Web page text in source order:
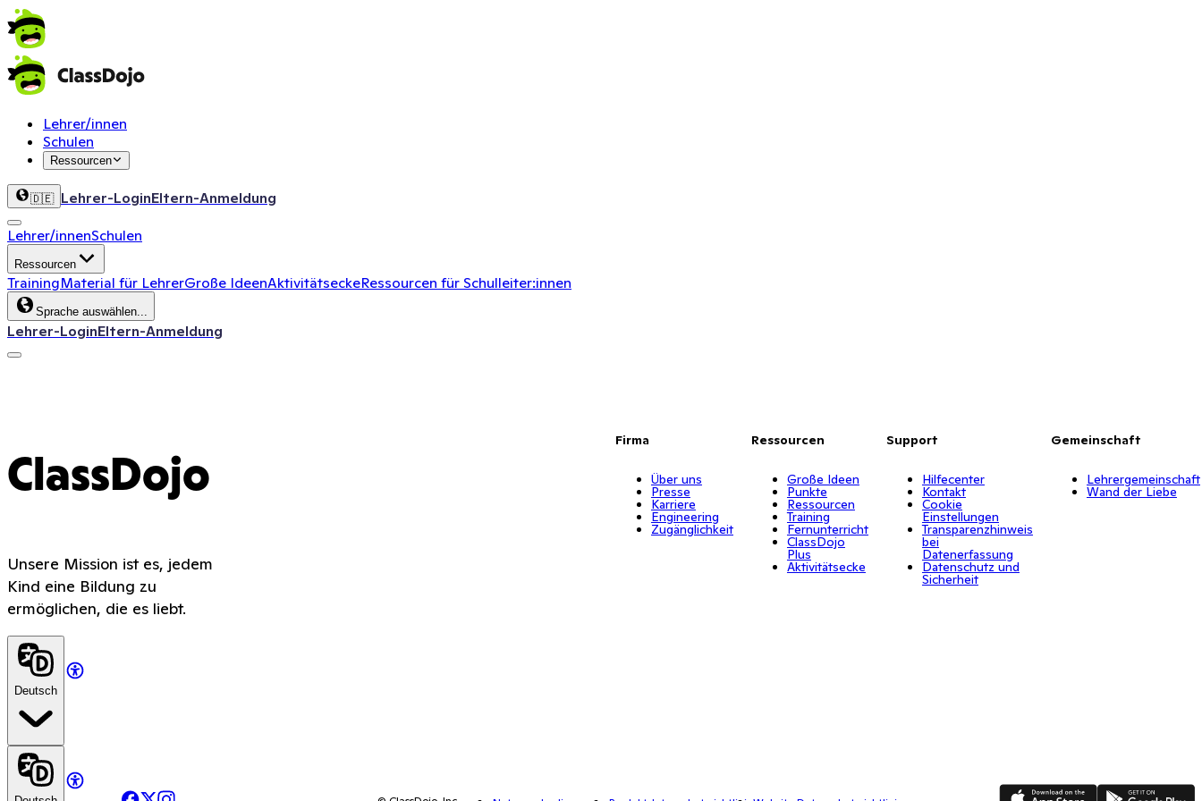
Lehrer/innen
Schulen
Ressourcen
🇩🇪 Lehrer-LoginEltern-Anmeldung
Lehrer/innenSchulen
Ressourcen
TrainingMaterial für LehrerGroße IdeenAktivitätseckeRessourcen für Schulleiter:innen
Sprache auswählen...
Lehrer-LoginEltern-Anmeldung
ClassDojo
Unsere Mission ist es, jedem
Kind eine Bildung zu
ermöglichen, die es liebt.
Deutsch
Firma
Über uns
Presse
Karriere
Engineering
Zugänglichkeit
Ressourcen
Große Ideen
Punkte
Ressourcen
Training
Fernunterricht
ClassDojo
Plus
Aktivitätsecke
Support
Hilfecenter
Kontakt
Cookie
Einstellungen
Transparenzhinweis
bei
Datenerfassung
Datenschutz und
Sicherheit
Gemeinschaft
Lehrergemeinschaft
Wand der Liebe
App Store Google Play